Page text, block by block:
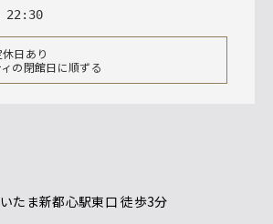
22 : 30
休日あり
の閉館日に順ずる
たま新都心駅東口 徒歩3分